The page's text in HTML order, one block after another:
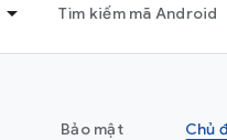
Tìm kiếm mã Android
Bảo mật Chủ